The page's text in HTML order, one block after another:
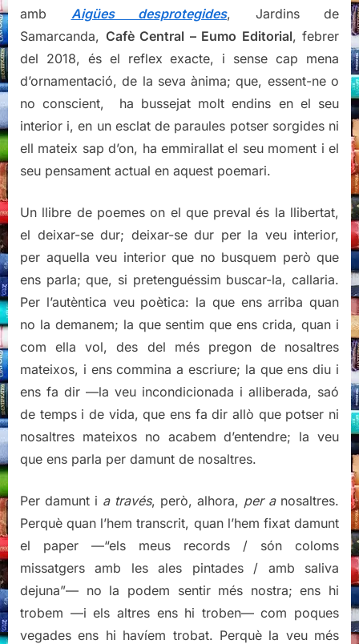
amb Aigües desprotegides, Jardins de
Samarcanda, Cafè Central – Eumo Editorial, febrer
del 2018, és el reflex exacte, i sense cap mena
d’ornamentació, de la seva ànima; que, essent-ne o
no conscient, ha bussejat molt endins en el seu
interior i, en un esclat de paraules potser sorgides ni
ell mateix sap d’on, ha emmirallat el seu moment i el
seu pensament actual en aquest poemari.
Un llibre de poemes on el que preval és la llibertat,
el deixar-se dur; deixar-se dur per la veu interior,
per aquella veu interior que no busquem però que
ens parla; que, si pretenguéssim buscar-la, callaria.
Per l’autèntica veu poètica: la que ens arriba quan
no la demanem; la que sentim que ens crida, quan i
com ella vol, des del més pregon de nosaltres
mateixos, i ens commina a escriure; la que ens diu i
ens fa dir —la veu incondicionada i alliberada, saó
de temps i de vida, que ens fa dir allò que potser ni
nosaltres mateixos no acabem d’entendre; la veu
que ens parla per damunt de nosaltres.
Per damunt i a través, però, alhora, per a nosaltres.
Perquè quan l’hem transcrit, quan l’hem fixat damunt
el paper —“els meus records / són coloms
missatgers amb les ales pintades / amb saliva
dejuna”— no la podem sentir més nostra; ens hi
trobem —i els altres ens hi troben— com poques
vegades ens hi havíem trobat. Perquè la veu més